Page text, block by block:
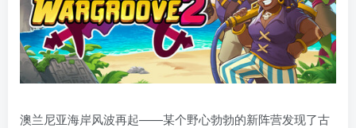
澳兰尼亚海岸风波再起——某个野心勃勃的新阵营发现了古